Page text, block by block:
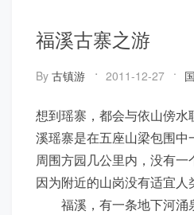
福溪古寨之游
By 古镇游 2011-12-27
想到瑶寨，都会与依山傍
溪瑶寨是在五座山梁包围中
周围方园几公里内，没有
因为附近的山岗没有适宜人
福溪，有一条地下河涌